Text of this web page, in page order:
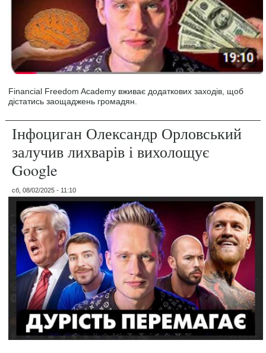
Financial Freedom Academy вживає додаткових заходів, щоб
дістатись заощаджень громадян.
Інфоциган Олександр Орловський
залучив лихварів і вихолощує
Google
сб, 08/02/2025 - 11:10